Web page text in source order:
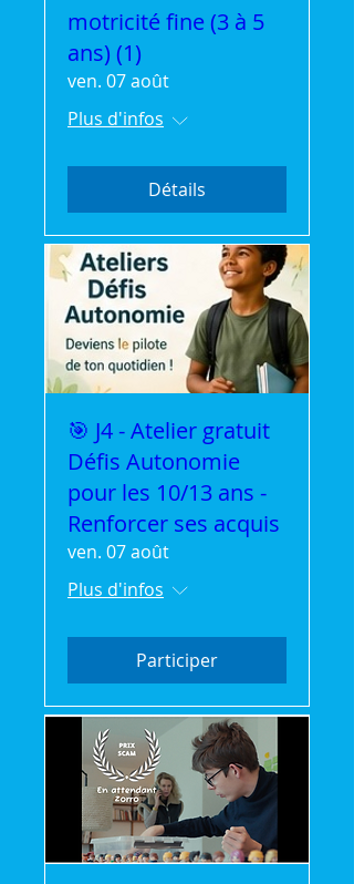
motricité fine (3 à 5
ans) (1)
ven. 07 août
Plus d'infos
Détails
🎯 J4 - Atelier gratuit
Défis Autonomie
pour les 10/13 ans -
Renforcer ses acquis
ven. 07 août
Plus d'infos
Participer